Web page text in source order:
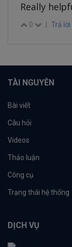
Really
0 Trả lời
TÀI NGUYÊN
Bài viết
Câu hỏi
Videos
Thảo luận
Công cụ
Trạng thái hệ thống
DỊCH VỤ